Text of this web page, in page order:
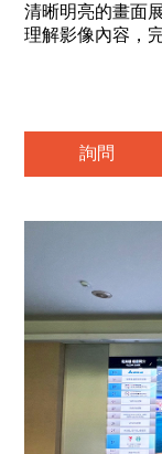
清晰明亮的畫面
理解影像內容，
詢問